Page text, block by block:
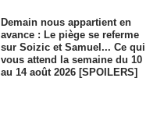
Demain nous appartient en
avance : Le piège se referme
sur Soizic et Samuel... Ce qui
vous attend la semaine du 10
au 14 août 2026 [SPOILERS]